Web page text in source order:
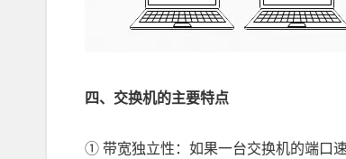
四、交换机的主要特点
① 带宽独立性：如果一台交换机的端口